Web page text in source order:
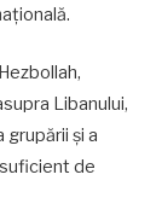
Libanului,
și a
de